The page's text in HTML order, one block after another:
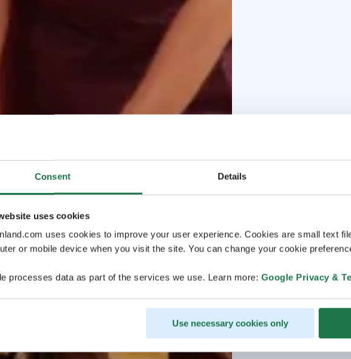
Consent Details
uses cookies
uses cookies to improve your user experience. Cookies are small text
or mobile device when you visit the site. You can change your cookie
processes data as part of the services we use. Learn more: Google Privacy &
Use necessary cookies only